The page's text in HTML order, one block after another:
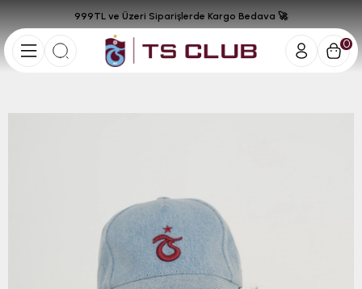
0
999TL ve Üzeri Siparişlerde Kargo Bedava 🚀